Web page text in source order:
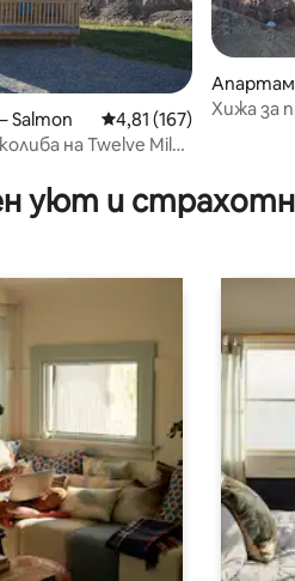
Salmon Средна оценка: 4,81
4,81 (167)
на Twelve Mile
almon
Хижа за
уют и